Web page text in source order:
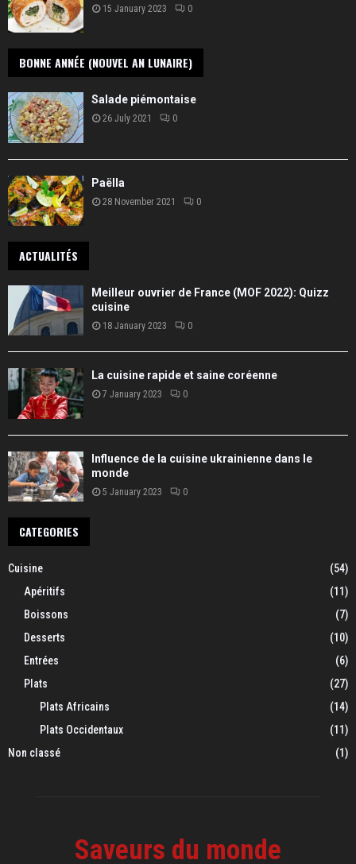
15 January 2023 0
BONNE ANNÉE (NOUVEL AN LUNAIRE)
Salade piémontaise
26 July 2021 0
Paëlla
28 November 2021 0
ACTUALITÉS
Meilleur ouvrier de France (MOF 2022): Quizz
cuisine
18 January 2023 0
La cuisine rapide et saine coréenne
7 January 2023 0
Influence de la cuisine ukrainienne dans le
monde
5 January 2023 0
CATEGORIES
Cuisine
(54)
Apéritifs
(11)
Boissons
(7)
Desserts
(10)
Entrées
(6)
Plats
(27)
Plats Africains
(14)
Plats Occidentaux
(11)
Non classé
(1)
Saveurs du monde